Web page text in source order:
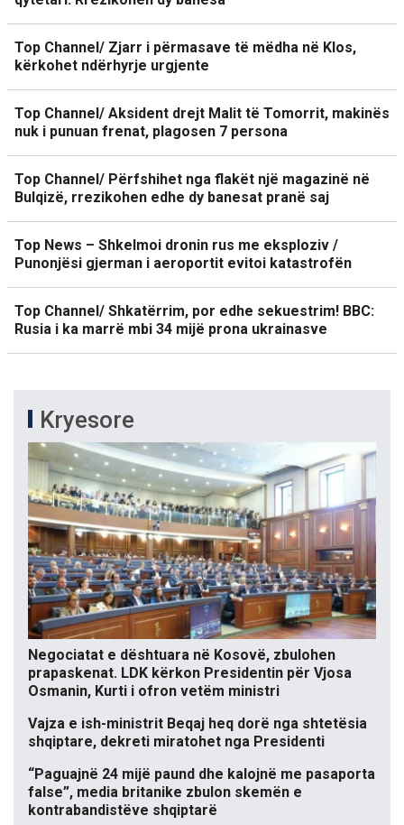
Top Channel/ Zjarr i përmasave të mëdha në Klos,
kërkohet ndërhyrje urgjente
Top Channel/ Aksident drejt Malit të Tomorrit, makinës
nuk i punuan frenat, plagosen 7 persona
Top Channel/ Përfshihet nga flakët një magazinë në
Bulqizë, rrezikohen edhe dy banesat pranë saj
Top News – Shkelmoi dronin rus me eksploziv /
Punonjësi gjerman i aeroportit evitoi katastrofën
Top Channel/ Shkatërrim, por edhe sekuestrim! BBC:
Rusia i ka marrë mbi 34 mijë prona ukrainasve
Kryesore
Negociatat e dështuara në Kosovë, zbulohen
prapaskenat. LDK kërkon Presidentin për Vjosa
Osmanin, Kurti i ofron vetëm ministri
Vajza e ish-ministrit Beqaj heq dorë nga shtetësia
shqiptare, dekreti miratohet nga Presidenti
“Paguajnë 24 mijë paund dhe kalojnë me pasaporta
false”, media britanike zbulon skemën e
kontrabandistëve shqiptarë